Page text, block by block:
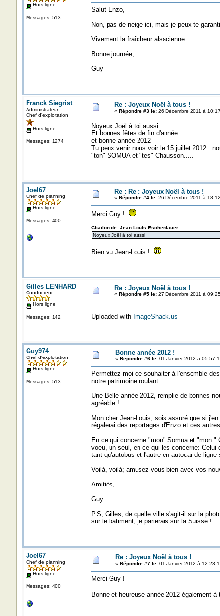
Hors ligne
Messages: 513
Salut Enzo,
Non, pas de neige ici, mais je peux te
Vivement la fraîcheur alsacienne ...
Bonne journée,
Guy
Franck Siegrist
Administrateur
Chef d'exploitation
Hors ligne
Messages: 1274
Re : Joyeux Noël à tous !
« Répondre #3 le:26 Décembre 2011 à
Noyeux Joël à toi aussi
Et bonnes fêtes de fin d'année
et bonne année 2012
Tu peux venir nous voir le 15 juillet 2012 :
"ton" SOMUA et "tes" Chausson.....
Joel67
Chef de planning
Hors ligne
Messages: 400
Re : Re : Joyeux Noël à tous !
« Répondre #4 le:26 Décembre 2011 à
Merci Guy !
Citation de: Jean Louis Eschenlauer
Noyeux Joël à toi aussi
Bien vu Jean-Louis !
Gilles LENHARD
Conducteur
Hors ligne
Messages: 142
Re : Joyeux Noël à tous !
« Répondre #5 le:27 Décembre 2011 à
Uploaded with ImageShack.us
Guy974
Chef d'exploitation
Hors ligne
Messages: 513
Bonne année 2012 !
« Répondre #6 le:01 Janvier 2012 à
Permettez-moi de souhaiter à l'ensemble
notre patrimoine roulant...
Une Belle année 2012, remplie de bonnes
agréable !
Mon cher Jean-Louis, sois assuré que si
régalerai des reportages d'Enzo et des
En ce qui concerne "mon" Somua et "mon "
voeu, un seul, en ce qui les concerne: Celui
tant qu'autobus et l'autre en autocar de ligne
Voilà, voilà; amusez-vous bien avec vos
Amitiés,
Guy
P.S; Gilles, de quelle ville s'agit-il sur la
sur le bâtiment, je parierais sur la Suisse !
Joel67
Chef de planning
Hors ligne
Messages: 400
Re : Joyeux Noël à tous !
« Répondre #7 le:01 Janvier 2012 à
Merci Guy !
Bonne et heureuse année 2012 également